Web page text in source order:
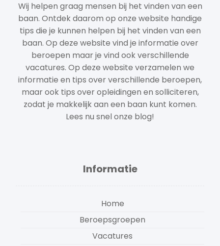
Wij helpen graag mensen bij het vinden van een
baan. Ontdek daarom op onze website handige
tips die je kunnen helpen bij het vinden van een
baan. Op deze website vind je informatie over
beroepen maar je vind ook verschillende
vacatures. Op deze website verzamelen we
informatie en tips over verschillende beroepen,
maar ook tips over opleidingen en solliciteren,
zodat je makkelijk aan een baan kunt komen.
Lees nu snel onze blog!
Informatie
Home
Beroepsgroepen
Vacatures